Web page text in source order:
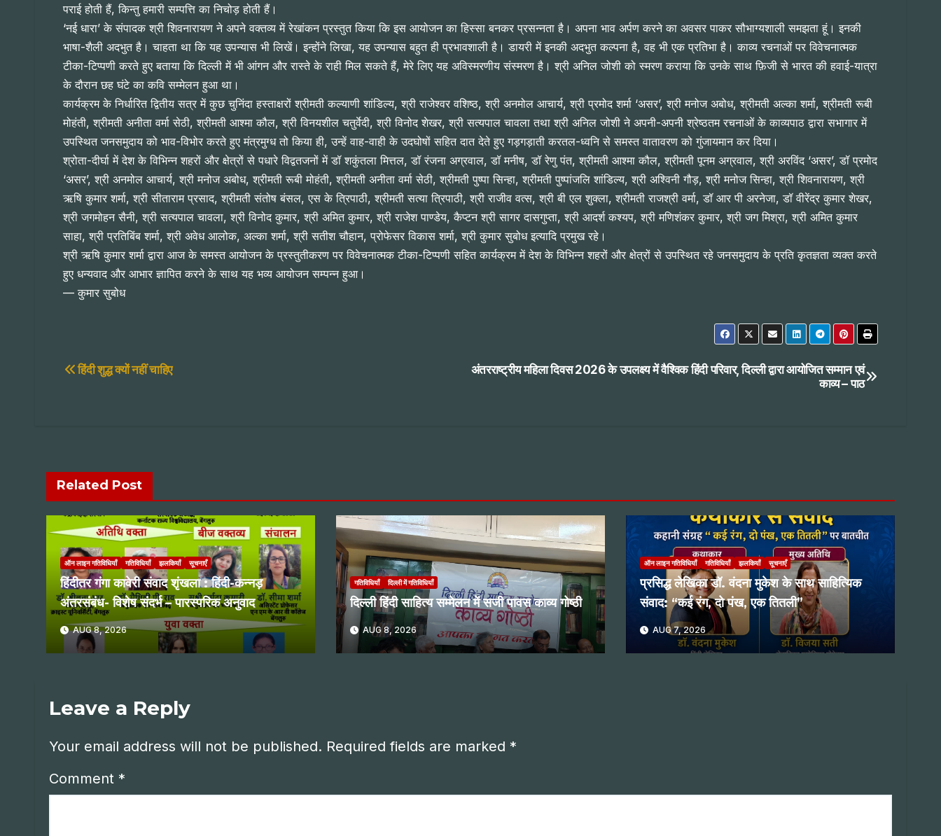
पराई होती हैं, किन्तु हमारी सम्पत्ति का निचोड़ होती हैं।
‘नई धारा’ के संपादक श्री शिवनारायण ने अपने वक्तव्य में रेखांकन प्रस्तुत किया कि इस आयोजन का हिस्सा बनकर प्रसन्नता है। अपना भाव अर्पण करने का अवसर पाकर सौभाग्यशाली समझता हूं। इनकी
भाषा-शैली अदभुत है। चाहता था कि यह उपन्यास भी लिखें। इन्होंने लिखा, यह उपन्यास बहुत ही प्रभावशाली है। डायरी में इनकी अदभुत कल्पना है, वह भी एक प्रतिभा है। काव्य रचनाओं पर विवेचनात्मक
टीका-टिप्पणी करते हुए बताया कि दिल्ली में भी आंगन और रास्ते के राही मिल सकते हैं, मेरे लिए यह अविस्मरणीय संस्मरण है। श्री अनिल जोशी को स्मरण कराया कि उनके साथ फ़िजी से भारत की हवाई-यात्रा
के दौरान छह घंटे का कवि सम्मेलन हुआ था।
कार्यक्रम के निर्धारित द्वितीय सत्र में कुछ चुनिंदा हस्ताक्षरों श्रीमती कल्याणी शांडिल्य, श्री राजेश्वर वशिष्ठ, श्री अनमोल आचार्य, श्री प्रमोद शर्मा ‘असर’, श्री मनोज अबोध, श्रीमती अल्का शर्मा, श्रीमती रूबी
मोहंती, श्रीमती अनीता वर्मा सेठी, श्रीमती आश्मा कौल, श्री विनयशील चतुर्वेदी, श्री विनोद शेखर, श्री सत्यपाल चावला तथा श्री अनिल जोशी ने अपनी-अपनी श्रेष्ठतम रचनाओं के काव्यपाठ द्वारा सभागार में
उपस्थित जनसमुदाय को भाव-विभोर करते हुए मंत्रमुग्ध तो किया ही, उन्हें वाह-वाही के उदघोषों सहित दात देते हुए गड़गड़ाती करतल-ध्वनि से समस्त वातावरण को गुंजायमान कर दिया।
श्रोता-दीर्घा में देश के विभिन्न शहरों और क्षेत्रों से पधारे विद्वतजनों में डॉ शकुंतला मित्तल, डॉ रंजना अग्रवाल, डॉ मनीष, डॉ रेणु पंत, श्रीमती आश्मा कौल, श्रीमती पूनम अग्रवाल, श्री अरविंद ‘असर’, डॉ प्रमोद
‘असर’, श्री अनमोल आचार्य, श्री मनोज अबोध, श्रीमती रूबी मोहंती, श्रीमती अनीता वर्मा सेठी, श्रीमती पुष्पा सिन्हा, श्रीमती पुष्पांजलि शांडिल्य, श्री अश्विनी गौड़, श्री मनोज सिन्हा, श्री शिवनारायण, श्री
ऋषि कुमार शर्मा, श्री सीताराम प्रसाद, श्रीमती संतोष बंसल, एस के त्रिपाठी, श्रीमती सत्या त्रिपाठी, श्री राजीव वत्स, श्री बी एल शुक्ला, श्रीमती राजश्री वर्मा, डॉ आर पी अरनेजा, डॉ वीरेंद्र कुमार शेखर,
श्री जगमोहन सैनी, श्री सत्यपाल चावला, श्री विनोद कुमार, श्री अमित कुमार, श्री राजेश पाण्डेय, कैप्टन श्री सागर दासगुप्ता, श्री आदर्श कश्यप, श्री मणिशंकर कुमार, श्री जग मिश्रा, श्री अमित कुमार
साहा, श्री प्रतिबिंब शर्मा, श्री अवेध आलोक, अल्का शर्मा, श्री सतीश चौहान, प्रोफेसर विकास शर्मा, श्री कुमार सुबोध इत्यादि प्रमुख रहे।
श्री ऋषि कुमार शर्मा द्वारा आज के समस्त आयोजन के प्रस्तुतीकरण पर विवेचनात्मक टीका-टिप्पणी सहित कार्यक्रम में देश के विभिन्न शहरों और क्षेत्रों से उपस्थित रहे जनसमुदाय के प्रति कृतज्ञता व्यक्त करते
हुए धन्यवाद और आभार ज्ञापित करने के साथ यह भव्य आयोजन सम्पन्न हुआ।
— कुमार सुबोध
Post
अंतरराष्ट्रीय महिला दिवस 2026 के उपलक्ष्य में वैश्विक हिंदी परिवार, दिल्ली द्वारा आयोजित सम्मान एवं
काव्य – पाठ
हिंदी शुद्ध क्यों नहीं चाहिए
Related Post
ऑन लाइन गतिविधियाँ गतिविधियाँ झलकियाँ सूचनाएँ
हिंदीतर गंगा कावेरी संवाद शृंखला : हिंदी-कन्नड़
अंतरसंबंध- विशेष संदर्भ – पारस्परिक अनुवाद
AUG 8, 2026
गतिविधियाँ दिल्ली में गतिविधियाँ
दिल्ली हिंदी साहित्य सम्मेलन में सजी पावस काव्य गोष्ठी
AUG 8, 2026
ऑन लाइन गतिविधियाँ गतिविधियाँ झलकियाँ सूचनाएँ
प्रसिद्ध लेखिका डॉ. वंदना मुकेश के साथ साहित्यिक
संवाद: “कई रंग, दो पंख, एक तितली”
AUG 7, 2026
Leave a Reply
Your email address will not be published. Required fields are marked *
Comment *